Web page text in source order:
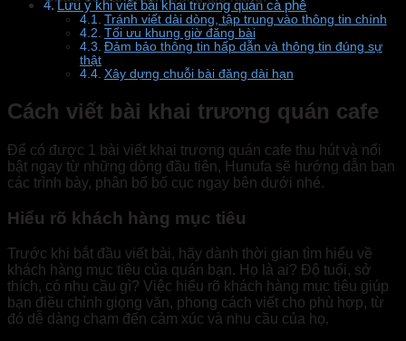
Lưu ý khi viết bài khai trương quán cà phê
Tránh viết dài dòng, tập trung vào thông tin chính
Tối ưu khung giờ đăng bài
Đảm bảo thông tin hấp dẫn và thông tin đúng sự
thật
Xây dựng chuỗi bài đăng dài hạn
Cách viết bài khai trương quán cafe
Để có được 1 bài viết khai trương quán cafe thu hút và nổi
bật ngay từ những dòng đầu tiên, Hunufa sẽ hướng dẫn bạn
các trình bày, phân bổ bố cục ngay bên dưới nhé.
Hiểu rõ khách hàng mục tiêu
Trước khi bắt đầu viết bài, hãy dành thời gian tìm hiểu về
khách hàng mục tiêu của quán bạn. Họ là ai? Độ tuổi, sở
thích, có nhu cầu gì? Việc hiểu rõ khách hàng mục tiêu giúp
bạn điều chỉnh giọng văn, phong cách viết cho phù hợp, từ
đó dễ dàng chạm đến cảm xúc và nhu cầu của họ.